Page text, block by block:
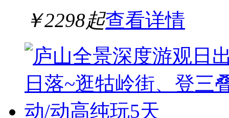
￥2298起查看详情